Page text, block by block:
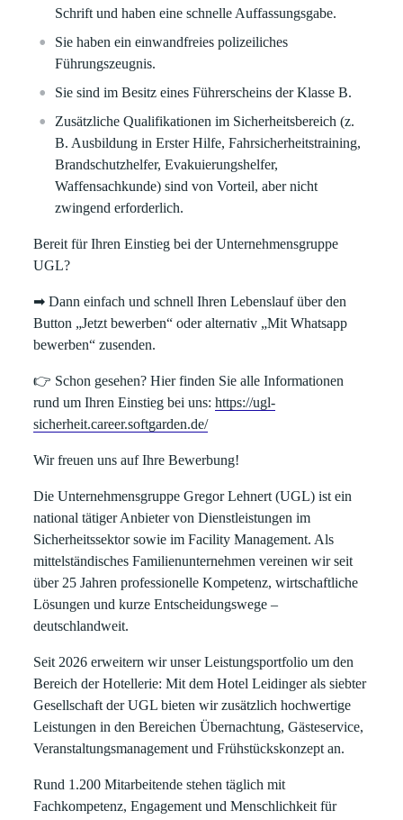
Schrift und haben eine schnelle Auffassungsgabe.
Sie haben ein einwandfreies polizeiliches
Führungszeugnis.
Sie sind im Besitz eines Führerscheins der Klasse B.
Zusätzliche Qualifikationen im Sicherheitsbereich (z.
B. Ausbildung in Erster Hilfe, Fahrsicherheitstraining,
Brandschutzhelfer, Evakuierungshelfer,
Waffensachkunde) sind von Vorteil, aber nicht
zwingend erforderlich.
Bereit für Ihren Einstieg bei der Unternehmensgruppe
UGL?
➡ Dann einfach und schnell Ihren Lebenslauf über den
Button „Jetzt bewerben“ oder alternativ „Mit Whatsapp
bewerben“ zusenden.
👉 Schon gesehen? Hier finden Sie alle Informationen
rund um Ihren Einstieg bei uns:https://ugl-
sicherheit.career.softgarden.de/
Wir freuen uns auf Ihre Bewerbung!
DieUnternehmensgruppe Gregor Lehnert (UGL) ist ein
national tätiger Anbieter von Dienstleistungen im
Sicherheitssektorsowie imFacility Management. Als
mittelständisches Familienunternehmen vereinen wir seit
über 25 Jahren professionelle Kompetenz, wirtschaftliche
Lösungen und kurze Entscheidungswege –
deutschlandweit.
Seit 2026 erweitern wir unser Leistungsportfolio um den
Bereich derHotellerie: Mit demHotel Leidingerals siebter
Gesellschaft der UGL bieten wir zusätzlich hochwertige
Leistungen in den BereichenÜbernachtung, Gästeservice,
Veranstaltungsmanagement und Frühstückskonzeptan.
Rund 1.200 Mitarbeitende stehen täglich mit
Fachkompetenz, Engagement und Menschlichkeit für